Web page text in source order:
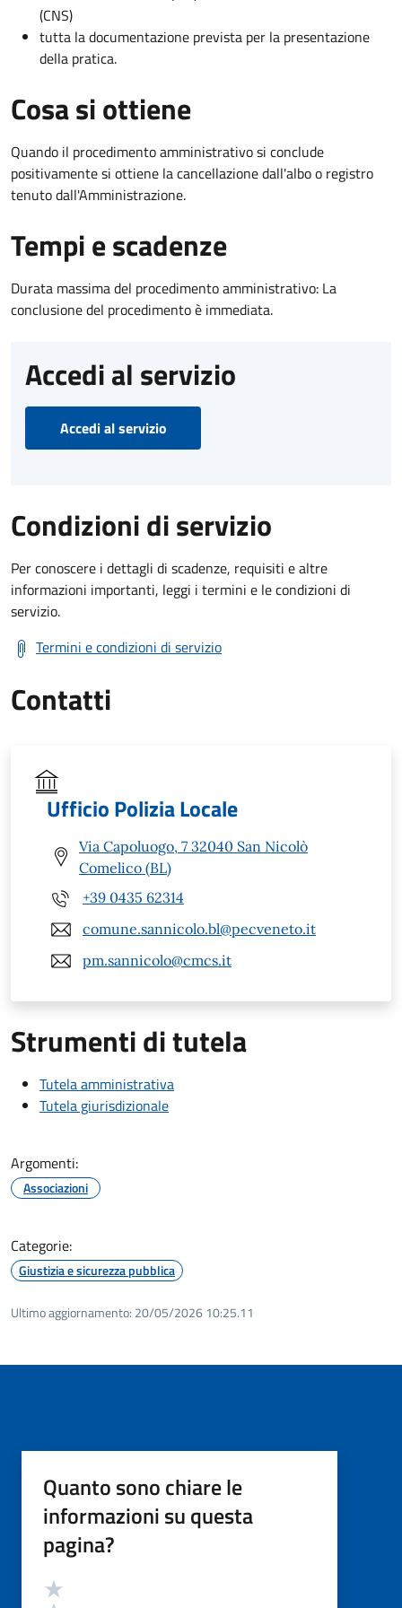
(CNS)
tutta la documentazione prevista per la presentazione
della pratica.
Cosa si ottiene
Quando il procedimento amministrativo si conclude
positivamente si ottiene la cancellazione dall'albo o registro
tenuto dall'Amministrazione.
Tempi e scadenze
Durata massima del procedimento amministrativo: La
conclusione del procedimento è immediata.
Accedi al servizio
Accedi al servizio
Condizioni di servizio
Per conoscere i dettagli di scadenze, requisiti e altre
informazioni importanti, leggi i termini e le condizioni di
servizio.
Termini e condizioni di servizio
Contatti
Ufficio Polizia Locale
Via Capoluogo, 7 32040 San Nicolò
Comelico (BL)
+39 0435 62314
comune.sannicolo.bl@pecveneto.it
pm.sannicolo@cmcs.it
Strumenti di tutela
Tutela amministrativa
Tutela giurisdizionale
Argomenti:
Associazioni
Categorie:
Giustizia e sicurezza pubblica
Ultimo aggiornamento: 20/05/2026 10:25.11
Quanto sono chiare le
informazioni su questa
pagina?
Valutazione